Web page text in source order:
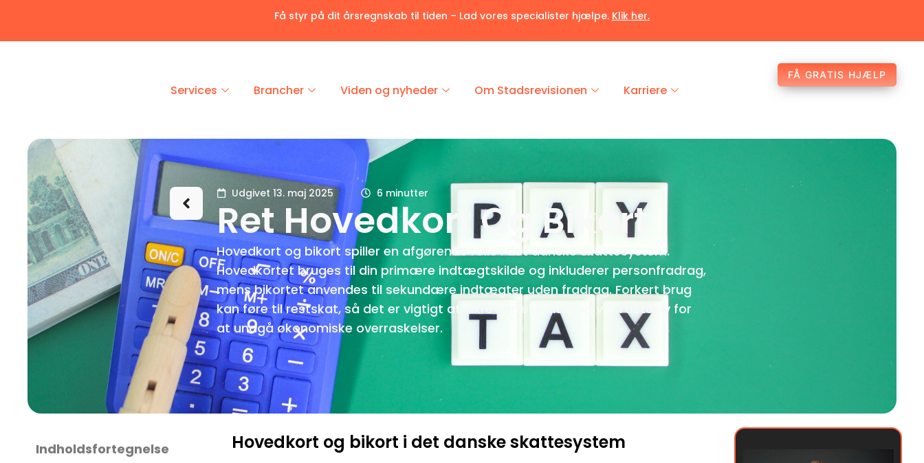
Få styr på dit årsregnskab til tiden – Lad vores specialister hjælpe. Klik her.
Services Brancher Viden og nyheder Om Stadsrevisionen Karriere
FÅ GRATIS HJÆLP
Udgivet 13. maj 2025 6 minutter
Ret Hovedkort Og Bikort
Hovedkort og bikort spiller en afgørende rolle i det danske skattesystem.
Hovedkortet bruges til din primære indtægtskilde og inkluderer personfradrag,
mens bikortet anvendes til sekundære indtægter uden fradrag. Forkert brug
kan føre til restskat, så det er vigtigt at sikre korrekt tildeling via TastSelv for
at undgå økonomiske overraskelser.
Indholdsfortegnelse Hovedkort og bikort i det danske skattesystem